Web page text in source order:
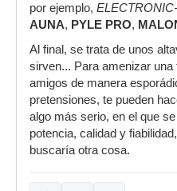
por ejemplo,
AUNA, PYLE PRO,
Al final, se trata de unos
sirven... Para amenizar
amigos de manera
pretensiones, te pueden
algo más serio, en el que
potencia, calidad y
buscaría otra cosa.